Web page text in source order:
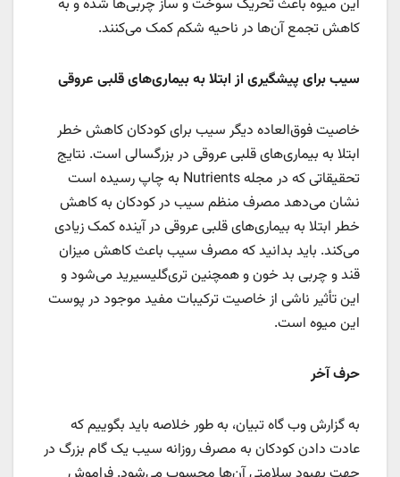
این میوه باعث تحریک سوخت و ساز چربی‌ها شده و به
کاهش تجمع آن‌ها در ناحیه شکم کمک می‌کنند.
سیب برای پیشگیری از ابتلا به بیماری‌های قلبی عروقی
خاصیت فوق‌العاده دیگر سیب برای کودکان کاهش خطر
ابتلا به بیماری‌های قلبی عروقی در بزرگسالی است. نتایج
تحقیقاتی که در مجله Nutrients به چاپ رسیده است
نشان می‌دهد مصرف منظم سیب در کودکان به کاهش
خطر ابتلا به بیماری‌های قلبی عروقی در آینده کمک زیادی
می‌کند. باید بدانید که مصرف سیب باعث کاهش میزان
قند و چربی بد خون و همچنین تری‌گلیسیرید می‌شود و
این تأثیر ناشی از خاصیت ترکیبات مفید موجود در پوست
این میوه است.
حرف آخر
به گزارش وب گاه تبیان، به طور خلاصه باید بگوییم که
عادت دادن کودکان به مصرف روزانه سیب یک گام بزرگ در